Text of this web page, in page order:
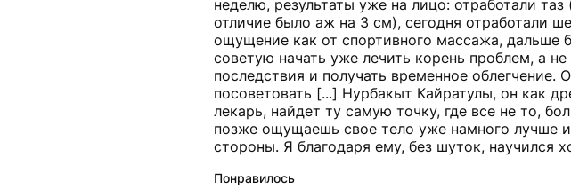
неделю, результаты уже на лицо: отработали таз
отличие было аж на 3 см), сегодня отработали
ощущение как от спортивного массажа, дальше
советую начать уже лечить корень проблем, а не
последствия и получать временное облегчение.
посоветовать [...] Нурбакыт Кайратулы, он как
лекарь, найдет ту самую точку, где все не то,
позже ощущаешь свое тело уже намного лучше
стороны. Я благодаря ему, без шуток, научился
Понравилось